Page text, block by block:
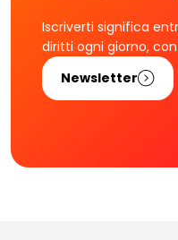
Iscriverti significa
diritti ogni giorno,
Newsletter